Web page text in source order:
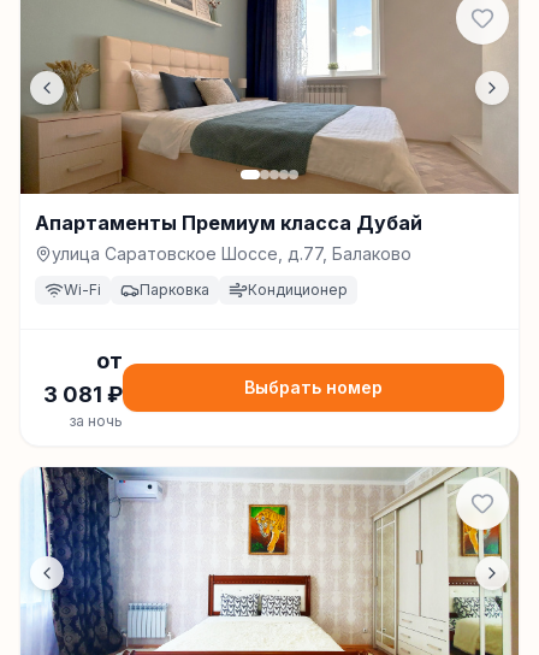
Апартаменты Премиум класса Дубай
улица Саратовское Шоссе, д.77, Балаково
Wi-Fi Парковка Кондиционер
от
3 081 ₽
за ночь
Выбрать номер